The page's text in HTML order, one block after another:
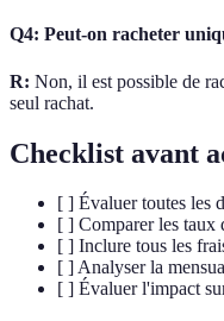
Q4: Peut-on racheter
R: Non, il est possible de
seul rachat.
Checklist avant
[ ] Évaluer toutes les
[ ] Comparer les taux
[ ] Inclure tous les
[ ] Analyser la
[ ] Évaluer l'impact